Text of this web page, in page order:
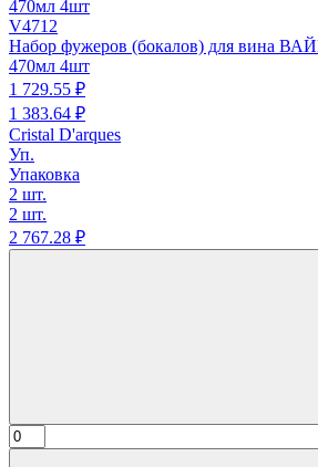
V4712
Набор фужеров (бокалов) для вина
470мл 4шт
1 729.55 ₽
1 383.64 ₽
Cristal D'arques
Уп.
Упаковка
2 шт.
2 шт.
2 767.28 ₽